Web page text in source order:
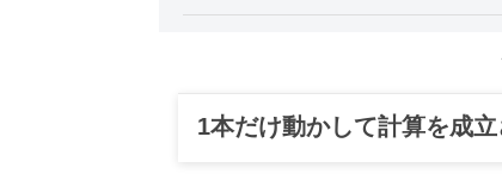
1本だけ動かして計算を成